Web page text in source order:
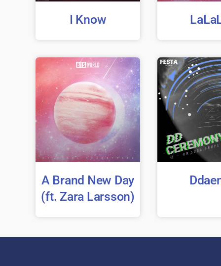
I Know
A Brand New Day
(ft. Zara Larsson)